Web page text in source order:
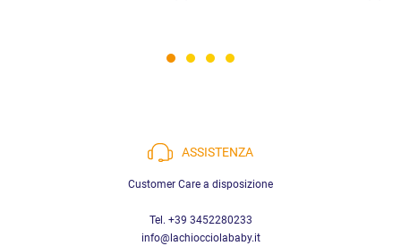
ASSISTENZA
Customer Care a disposizione
Tel. +39 3452280233
info@lachiocciolababy.it